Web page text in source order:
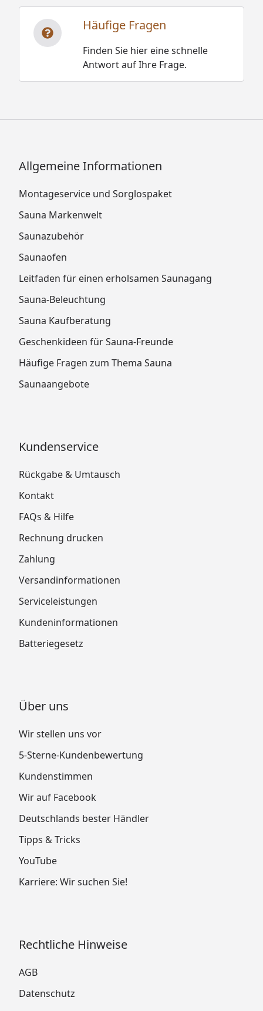
Häufige Fragen
Finden Sie hier eine schnelle
Antwort auf Ihre Frage.
Allgemeine Informationen
Montageservice und Sorglospaket
Sauna Markenwelt
Saunazubehör
Saunaofen
Leitfaden für einen erholsamen Saunagang
Sauna-Beleuchtung
Sauna Kaufberatung
Geschenkideen für Sauna-Freunde
Häufige Fragen zum Thema Sauna
Saunaangebote
Kundenservice
Rückgabe & Umtausch
Kontakt
FAQs & Hilfe
Rechnung drucken
Zahlung
Versandinformationen
Serviceleistungen
Kundeninformationen
Batteriegesetz
Über uns
Wir stellen uns vor
5-Sterne-Kundenbewertung
Kundenstimmen
Wir auf Facebook
Deutschlands bester Händler
Tipps & Tricks
YouTube
Karriere: Wir suchen Sie!
Rechtliche Hinweise
AGB
Datenschutz